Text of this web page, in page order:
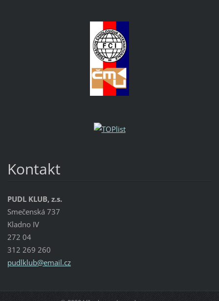
Kontakt
PUDL KLUB, z.s.
Smečenská 737
Kladno IV
272 04
312 269 260
pudlklub@email.cz